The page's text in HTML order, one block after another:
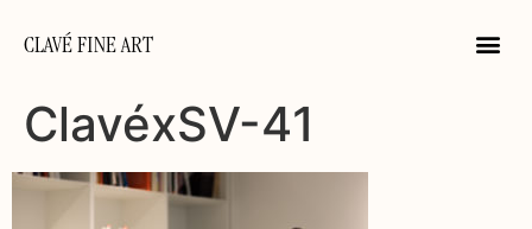
CLAVÉ FINE ART
ClavéxSV-41